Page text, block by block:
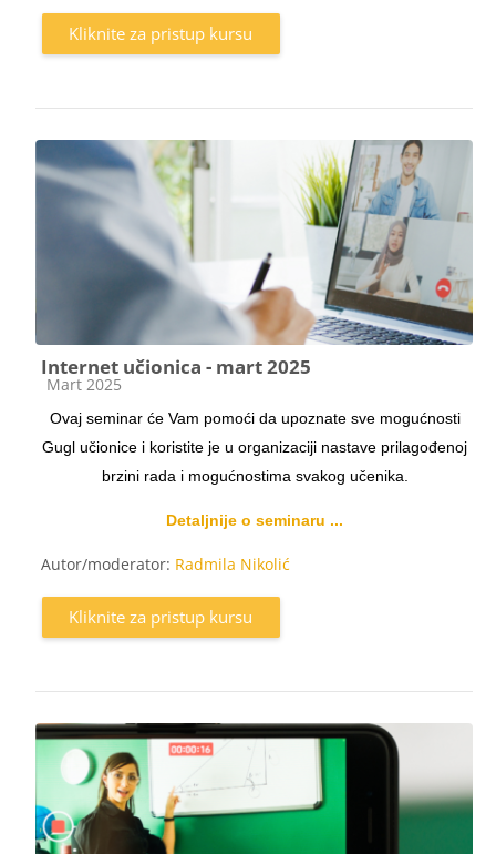
Kliknite za pristup kursu
Internet učionica - mart 2025
Kategorija kursa
Mart 2025
Ovaj seminar će Vam pomoći da upoznate sve mogućnosti
Gugl učionice i koristite je u organizaciji nastave prilagođenoj
brzini rada i mogućnostima svakog učenika.
Detaljnije o seminaru ...
Autor/moderator: Radmila Nikolić
Kliknite za pristup kursu